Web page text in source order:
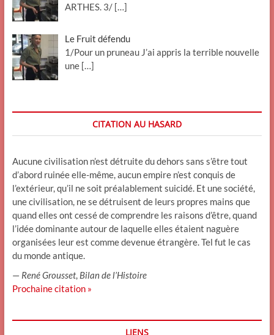
ARTHES. 3/ […]
Le Fruit défendu
1/Pour un pruneau J’ai appris la terrible nouvelle
une […]
CITATION AU HASARD
Aucune civilisation n’est détruite du dehors sans s’être tout
d’abord ruinée elle-même, aucun empire n’est conquis de
l’extérieur, qu’il ne soit préalablement suicidé. Et une société,
une civilisation, ne se détruisent de leurs propres mains que
quand elles ont cessé de comprendre les raisons d’être, quand
l’idée dominante autour de laquelle elles étaient naguère
organisées leur est comme devenue étrangère. Tel fut le cas
du monde antique.
— René Grousset, Bilan de l’Histoire
Prochaine citation »
LIENS